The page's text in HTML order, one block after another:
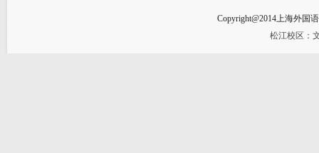
Copyright@2014上海外国
松江校区：